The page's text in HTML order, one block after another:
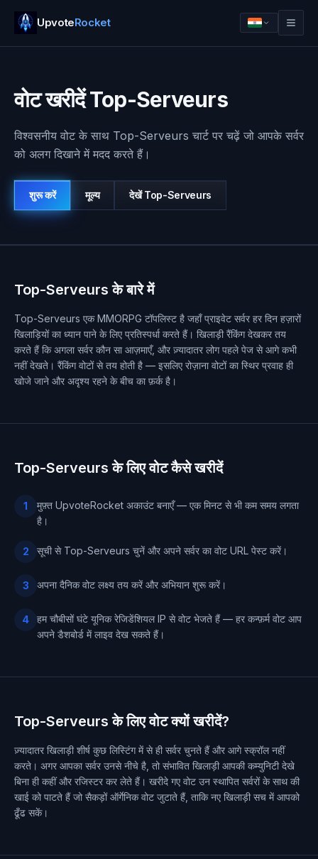
UpvoteRocket
वोट खरीदें Top-Serveurs
विश्वसनीय वोट के साथ Top-Serveurs चार्ट पर चढ़ें जो आपके सर्वर
को अलग दिखाने में मदद करते हैं।
शुरू करें मूल्य देखें Top-Serveurs
Top-Serveurs के बारे में
Top-Serveurs एक MMORPG टॉपलिस्ट है जहाँ प्राइवेट सर्वर हर दिन हज़ारों
खिलाड़ियों का ध्यान पाने के लिए प्रतिस्पर्धा करते हैं। खिलाड़ी रैंकिंग देखकर तय
करते हैं कि अगला सर्वर कौन सा आज़माएँ, और ज़्यादातर लोग पहले पेज से आगे कभी
नहीं देखते। रैंकिंग वोटों से तय होती है — इसलिए रोज़ाना वोटों का स्थिर प्रवाह ही
खोजे जाने और अदृश्य रहने के बीच का फ़र्क है।
Top-Serveurs के लिए वोट कैसे खरीदें
1
मुफ़्त UpvoteRocket अकाउंट बनाएँ — एक मिनट से भी कम समय लगता
है।
2 सूची से Top-Serveurs चुनें और अपने सर्वर का वोट URL पेस्ट करें।
3 अपना दैनिक वोट लक्ष्य तय करें और अभियान शुरू करें।
4
हम चौबीसों घंटे यूनिक रेजिडेंशियल IP से वोट भेजते हैं — हर कन्फ़र्म वोट आप
अपने डैशबोर्ड में लाइव देख सकते हैं।
Top-Serveurs के लिए वोट क्यों खरीदें?
ज़्यादातर खिलाड़ी शीर्ष कुछ लिस्टिंग में से ही सर्वर चुनते हैं और आगे स्क्रॉल नहीं
करते। अगर आपका सर्वर उनसे नीचे है, तो संभावित खिलाड़ी आपकी कम्युनिटी देखे
बिना ही कहीं और रजिस्टर कर लेते हैं। खरीदे गए वोट उन स्थापित सर्वरों के साथ की
खाई को पाटते हैं जो सैकड़ों ऑर्गेनिक वोट जुटाते हैं, ताकि नए खिलाड़ी सच में आपको
ढूँढ सकें।